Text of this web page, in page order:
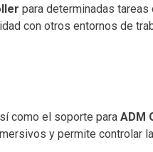
para determinadas
con otros entornos de
como el soporte para ADM
y permite controlar